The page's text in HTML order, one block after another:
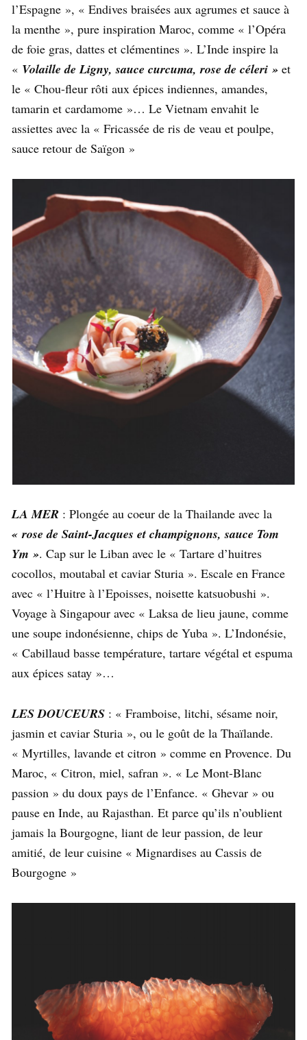
l’Espagne », « Endives braisées aux agrumes et sauce à
la menthe », pure inspiration Maroc, comme « l’Opéra
de foie gras, dattes et clémentines ». L’Inde inspire la
« Volaille de Ligny, sauce curcuma, rose de céleri » et
le « Chou-fleur rôti aux épices indiennes, amandes,
tamarin et cardamome »… Le Vietnam envahit le
assiettes avec la « Fricassée de ris de veau et poulpe,
sauce retour de Saïgon »
LA MER : Plongée au coeur de la Thailande avec la
« rose de Saint-Jacques et champignons, sauce Tom
Ym ». Cap sur le Liban avec le « Tartare d’huitres
cocollos, moutabal et caviar Sturia ». Escale en France
avec « l’Huitre à l’Epoisses, noisette katsuobushi ».
Voyage à Singapour avec « Laksa de lieu jaune, comme
une soupe indonésienne, chips de Yuba ». L’Indonésie,
« Cabillaud basse température, tartare végétal et espuma
aux épices satay »…
LES DOUCEURS : « Framboise, litchi, sésame noir,
jasmin et caviar Sturia », ou le goût de la Thaïlande.
« Myrtilles, lavande et citron » comme en Provence. Du
Maroc, « Citron, miel, safran ». « Le Mont-Blanc
passion » du doux pays de l’Enfance. « Ghevar » ou
pause en Inde, au Rajasthan. Et parce qu’ils n’oublient
jamais la Bourgogne, liant de leur passion, de leur
amitié, de leur cuisine « Mignardises au Cassis de
Bourgogne »